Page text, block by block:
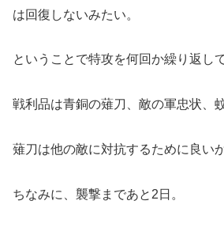
は回復しないみたい。
ということで特攻を何回か繰り返し
戦利品は青銅の薙刀、敵の軍忠状、
薙刀は他の敵に対抗するために良い
ちなみに、襲撃まであと2日。